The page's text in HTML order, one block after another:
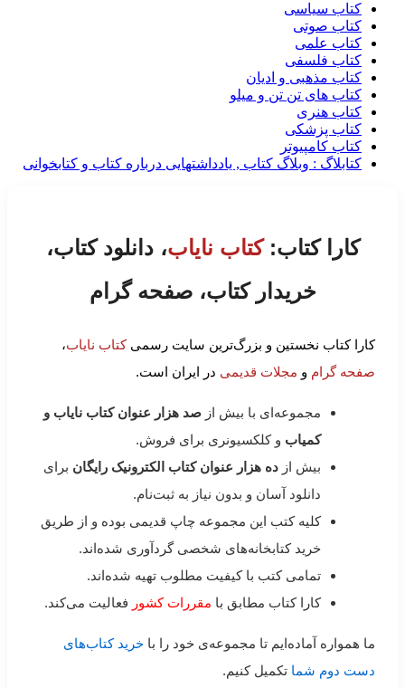
کتاب سیاسی
کتاب صوتی
کتاب علمی
کتاب فلسفی
کتاب مذهبی و ادیان
کتاب های تن تن و میلو
کتاب هنری
کتاب پزشکی
کتاب کامپیوتر
کتابلاگ : وبلاگ کتاب , یادداشتهایی درباره کتاب و کتابخوانی
کارا کتاب:کتاب نایاب، دانلود کتاب،
خریدار کتاب، صفحه گرام
کارا کتاب نخستین و بزرگ‌ترین سایت رسمیکتاب نایاب،
صفحه گرام و مجلات قدیمی در ایران است.
مجموعه‌ای با بیش از صد هزار عنوان کتاب نایاب و
کمیاب و کلکسیونری برای فروش.
بیش از ده هزار عنوان کتاب الکترونیک رایگان برای
دانلود آسان و بدون نیاز به ثبت‌نام.
کلیه کتب این مجموعه چاپ قدیمی بوده و از طریق
خرید کتابخانه‌های شخصی گردآوری شده‌اند.
تمامی کتب با کیفیت مطلوب تهیه شده‌اند.
کارا کتاب مطابق با مقررات کشور فعالیت می‌کند.
ما همواره آماده‌ایم تا مجموعه‌ی خود را با خرید کتاب‌های
دست دوم شما تکمیل کنیم.